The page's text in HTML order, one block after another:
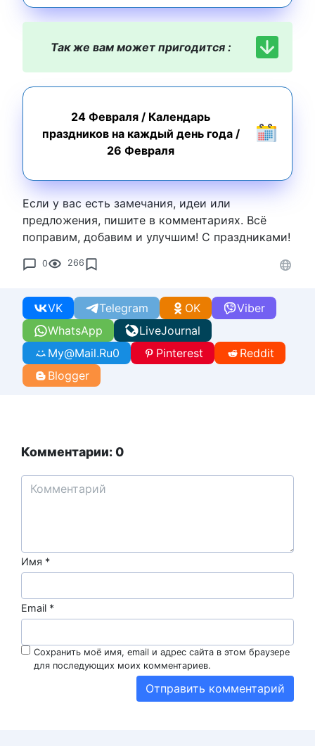
Так же вам может пригодится :
24 Февраля / Календарь
праздников на каждый день года/
26 Февраля
Если у вас есть замечания, идеи или
предложения, пишите в комментариях. Всё
поправим, добавим и улучшим! С праздниками!
0 266
WhatsApp
VK Telegram Viber
OK
LiveJournal
My@Mail.Ru0 Pinterest
Reddit
Blogger
Комментарии: 0
Имя *
Email *
Сохранить моё имя, email и адрес сайта в этом браузере
для последующих моих комментариев.